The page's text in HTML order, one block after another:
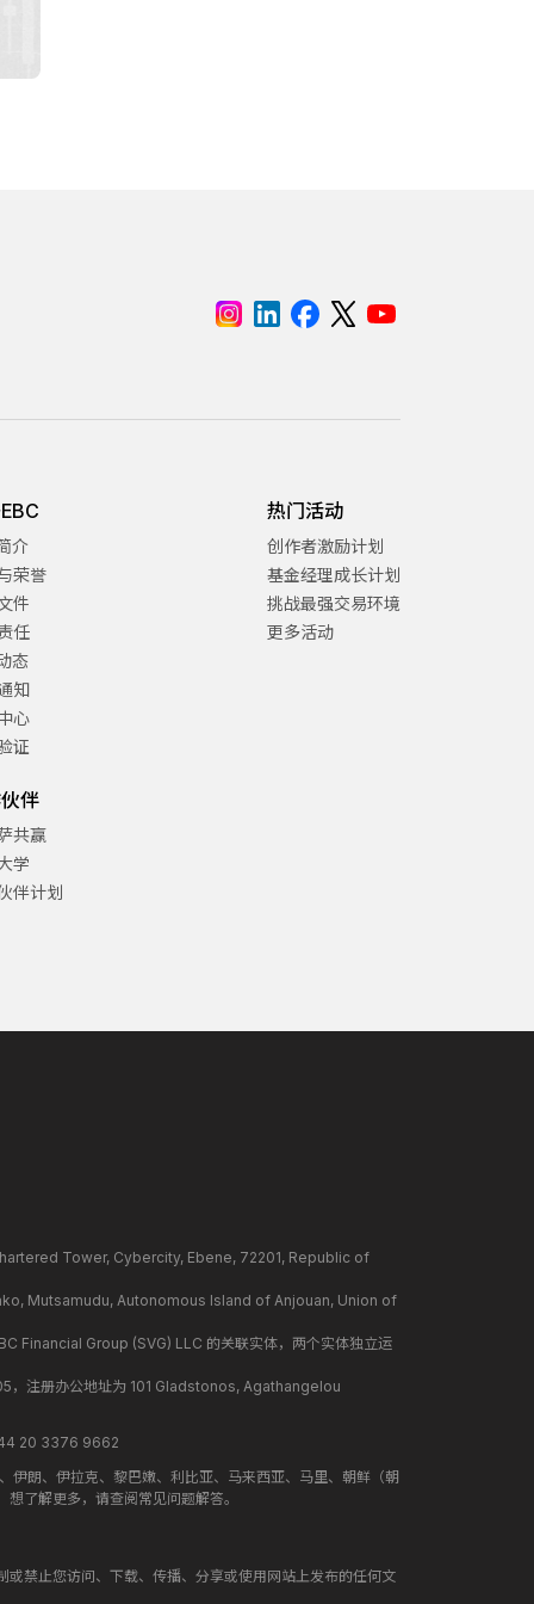
介
荣誉
件
任
态
知
心
证
伴
共赢
学
伴计划
热门活动
创作者激励计划
基金经理成长计划
挑战最强交易环境
更多活动
Tower, Cybercity, Ebene, 72201, Republic of
Mutsamudu, Autonomous Island of Anjouan, Union of
Financial Group (SVG) LLC 的关联实体，两个实体独立运
，注册办公地址为 101 Gladstonos, Agathangelou
20 3376 9662
朗、伊拉克、黎巴嫩、利比亚、马来西亚、马里、朝鲜（朝
了解更多，请查阅常见问题解答。
禁止您访问、下载、传播、分享或使用网站上发布的任何文